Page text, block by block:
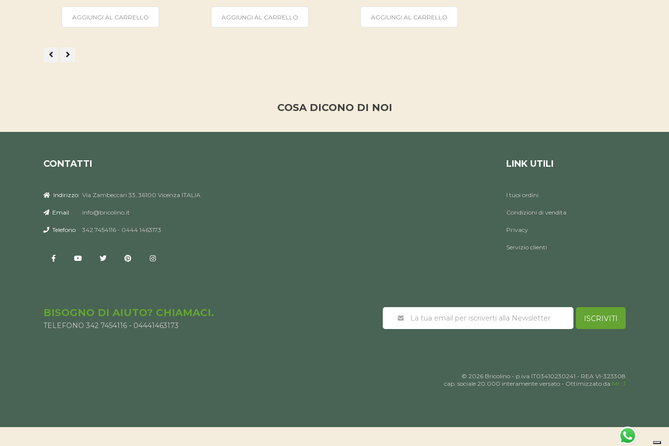
AGGIUNGI AL CARRELLO AGGIUNGI AL CARRELLO AGGIUNGI AL CARRELLO
COSA DICONO DI NOI
CONTATTI
Indirizzo: Via Zambeccari 33, 36100 Vicenza ITALIA
Email info@bricolino.it
Telefono 342 7454116 - 0444 1463173
LINK UTILI
I tuoi ordini
Condizioni di vendita
Privacy
Servizio clienti
BISOGNO DI AIUTO? CHIAMACI.
TELEFONO 342 7454116 - 04441463173
ISCRIVITI
© 2026 Bricolino - p.iva IT03410230241 - REA VI-323308
cap. sociale 20.000 interamente versato - Ottimizzato da Mr. J